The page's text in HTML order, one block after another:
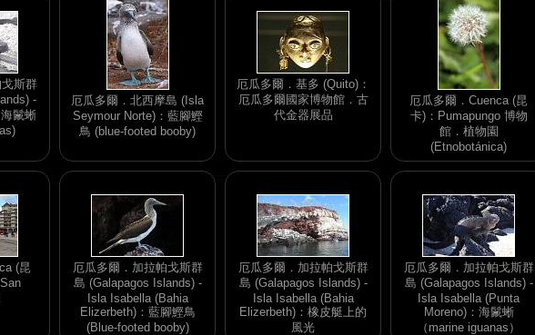
斯群
-
鬛蜥
厄瓜多爾．北西摩島 (Isla
Seymour Norte)：藍腳鰹
鳥 (blue-footed booby)
厄瓜多爾．基多 (Quito)：
厄瓜多爾國家博物館．古
代金器展品
厄瓜多爾．Cuenca (昆
卡)：Pumapungo 博物
館．植物園
(Etnobotánica)
(昆
厄瓜多爾．加拉帕戈斯群
島 (Galapagos Islands) -
Isla Isabella (Bahia
Elizerbeth)：藍腳鰹鳥
(Blue-footed booby)
厄瓜多爾．加拉帕戈斯群
島 (Galapagos Islands) -
Isla Isabella (Bahia
Elizerbeth)：橡皮艇上的
風光
厄瓜多爾．加拉帕戈斯群
島 (Galapagos Islands) -
Isla Isabella (Punta
Moreno)：海鬛蜥
（marine iguanas）